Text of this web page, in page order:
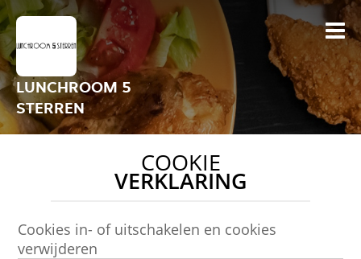
LUNCHROOM 5
STERREN
COOKIE
VERKLARING
Cookies in- of uitschakelen en cookies
verwijderen